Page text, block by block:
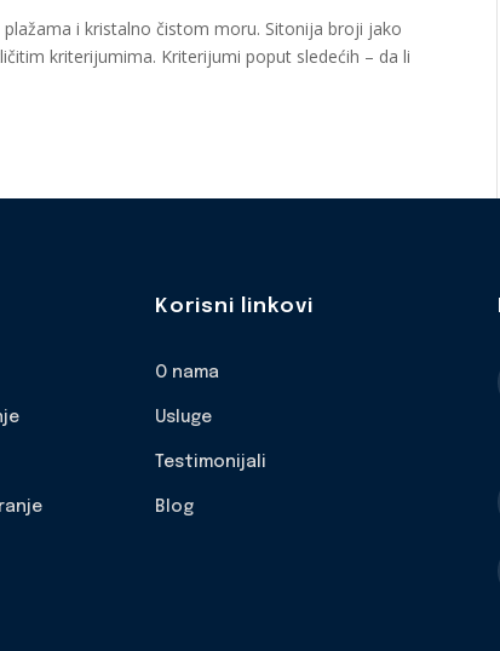
i kristalno čistom moru. Sitonija broji jako
kriterijumima. Kriterijumi poput sledećih – da li
Korisni linkovi
O nama
Usluge
Testimonijali
Blog